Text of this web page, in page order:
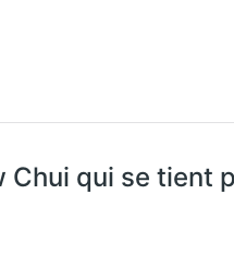
Chui qui se tient